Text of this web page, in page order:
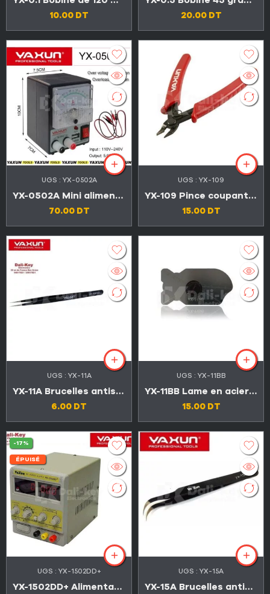
10.00 DT
20.00 DT
UGS : YX-0502A
YX-0502A Mini alimentation 5V-2A
70.00 DT
UGS : YX-109
YX-109 Pince coupante professionnel
15.00 DT
UGS : YX-11A
YX-11A Brucelles antistatiques professionnels ESD droite
6.00 DT
UGS : YX-11BB
YX-11BB Lame en acier élastique en forme poisson pour ouvrir smartphones
15.00 DT
-17%
ÉPUISÉ
UGS : YX-1502DD+
YX-1502DD+ Alimentation réglable numérique 15V 2A avec affichage LED AC220V
UGS : YX-15A
YX-15A Brucelles antistatiques professionnels ESD